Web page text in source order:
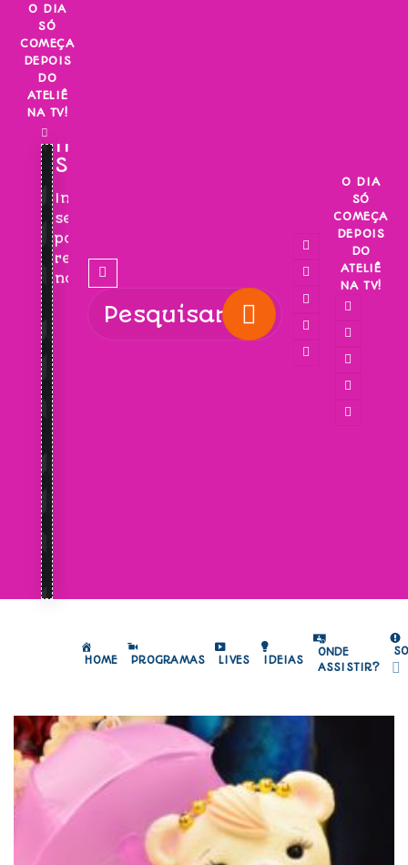
Skip
content
O DIA
SÓ
COMEÇA
DEPOIS
DO
ATELIÊ
NA TV!
INSCREVA-
SE!
Inscreva-
se
para
receber
novidades!
O DIA
SÓ
COMEÇA
DEPOIS
DO
ATELIÊ
NA TV!
HOME PROGRAMAS LIVES IDEIAS
ONDE
ASSISTIR?